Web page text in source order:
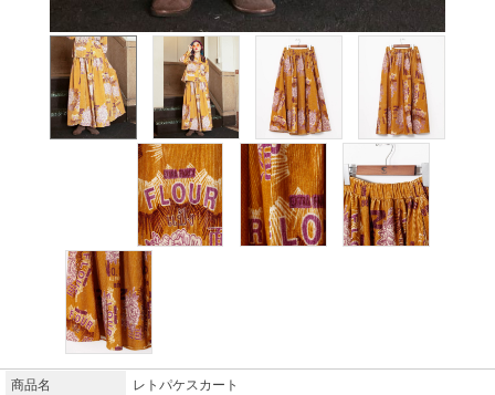
商品名
レトパケスカート